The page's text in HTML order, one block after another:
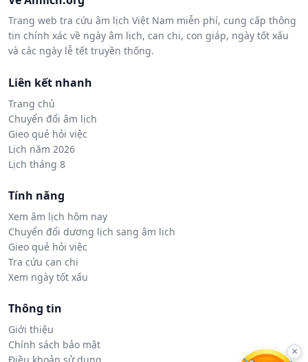
Trang web tra cứu âm lịch Việt Nam miễn phí, cung cấp thông
tin chính xác về ngày âm lịch, can chi, con giáp, ngày tốt xấu
và các ngày lễ tết truyền thống.
Liên kết nhanh
Trang chủ
Chuyển đổi âm lịch
Gieo quẻ hỏi việc
Lịch năm 2026
Lịch tháng 8
Tính năng
Xem âm lịch hôm nay
Chuyển đổi dương lịch sang âm lịch
Gieo quẻ hỏi việc
Tra cứu can chi
Xem ngày tốt xấu
Thông tin
Giới thiệu
Chính sách bảo mật
×